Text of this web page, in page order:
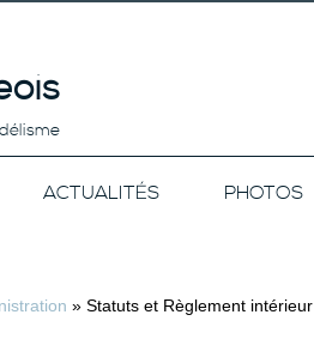
ACTUALITÉS PHOTOS
» Statuts et Règlement intérieur